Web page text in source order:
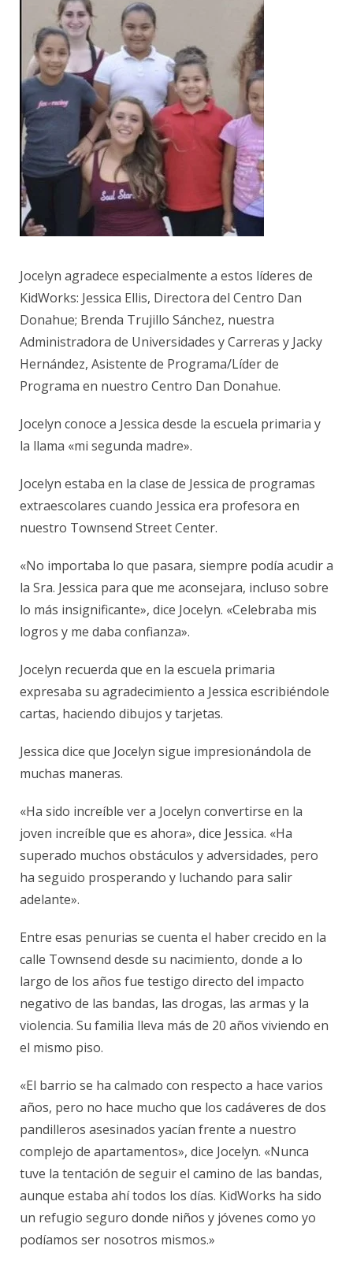
Jocelyn agradece especialmente a estos líderes de
KidWorks: Jessica Ellis, Directora del Centro Dan
Donahue; Brenda Trujillo Sánchez, nuestra
Administradora de Universidades y Carreras y Jacky
Hernández, Asistente de Programa/Líder de
Programa en nuestro Centro Dan Donahue.
Jocelyn conoce a Jessica desde la escuela primaria y
la llama «mi segunda madre».
Jocelyn estaba en la clase de Jessica de programas
extraescolares cuando Jessica era profesora en
nuestro Townsend Street Center.
«No importaba lo que pasara, siempre podía acudir a
la Sra. Jessica para que me aconsejara, incluso sobre
lo más insignificante», dice Jocelyn. «Celebraba mis
logros y me daba confianza».
Jocelyn recuerda que en la escuela primaria
expresaba su agradecimiento a Jessica escribiéndole
cartas, haciendo dibujos y tarjetas.
Jessica dice que Jocelyn sigue impresionándola de
muchas maneras.
«Ha sido increíble ver a Jocelyn convertirse en la
joven increíble que es ahora», dice Jessica. «Ha
superado muchos obstáculos y adversidades, pero
ha seguido prosperando y luchando para salir
adelante».
Entre esas penurias se cuenta el haber crecido en la
calle Townsend desde su nacimiento, donde a lo
largo de los años fue testigo directo del impacto
negativo de las bandas, las drogas, las armas y la
violencia. Su familia lleva más de 20 años viviendo en
el mismo piso.
«El barrio se ha calmado con respecto a hace varios
años, pero no hace mucho que los cadáveres de dos
pandilleros asesinados yacían frente a nuestro
complejo de apartamentos», dice Jocelyn. «Nunca
tuve la tentación de seguir el camino de las bandas,
aunque estaba ahí todos los días. KidWorks ha sido
un refugio seguro donde niños y jóvenes como yo
podíamos ser nosotros mismos.»